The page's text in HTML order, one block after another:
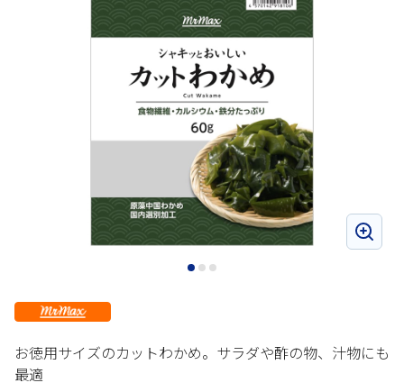
お徳用サイズのカットわかめ。サラダや酢の物、汁物にも
最適